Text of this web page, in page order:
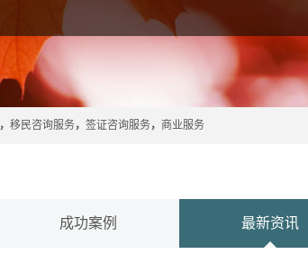
， 移民咨询服务， 签证咨询服务， 商业服务
成功案例 最新资讯